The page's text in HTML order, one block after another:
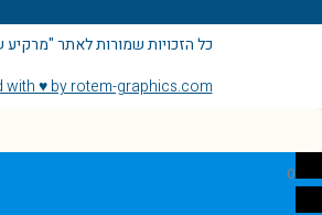
כל הזכויות שמורות לאתר
with ♥ by rotem-graphics.com
0